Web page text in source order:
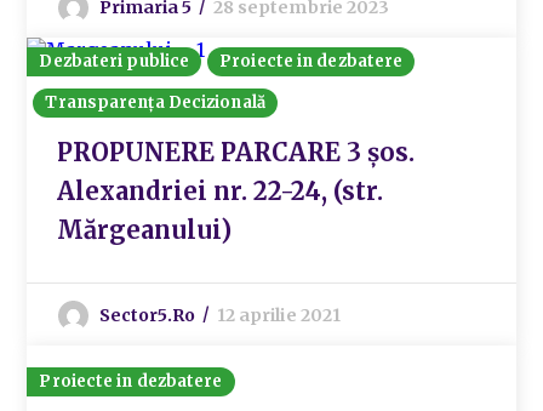
Primaria 5 28 septembrie 2023
Dezbateri publice
Proiecte in dezbatere
Transparența Decizională
PROPUNERE PARCARE 3 șos.
Alexandriei nr. 22-24, (str.
Mărgeanului)
Sector5.ro 12 aprilie 2021
Proiecte in dezbatere